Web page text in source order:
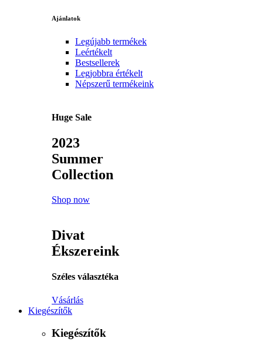
Ajánlatok
Legújabb termékek
Leértékelt
Bestsellerek
Legjobbra értékelt
Népszerű termékeink
Huge Sale
2023
Summer
Collection
Shop now
Divat
Ékszereink
Széles választéka
Vásárlás
Kiegészítők
Kiegészítők